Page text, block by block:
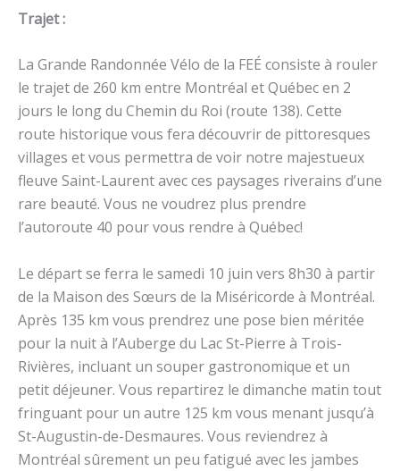
Trajet :
La Grande Randonnée Vélo de la FEÉ consiste à rouler
le trajet de 260 km entre Montréal et Québec en 2
jours le long du Chemin du Roi (route 138). Cette
route historique vous fera découvrir de pittoresques
villages et vous permettra de voir notre majestueux
fleuve Saint-Laurent avec ces paysages riverains d’une
rare beauté. Vous ne voudrez plus prendre
l’autoroute 40 pour vous rendre à Québec!
Le départ se ferra le samedi 10 juin vers 8h30 à partir
de la Maison des Sœurs de la Miséricorde à Montréal.
Après 135 km vous prendrez une pose bien méritée
pour la nuit à l’Auberge du Lac St-Pierre à Trois-
Rivières, incluant un souper gastronomique et un
petit déjeuner. Vous repartirez le dimanche matin tout
fringuant pour un autre 125 km vous menant jusqu’à
St-Augustin-de-Desmaures. Vous reviendrez à
Montréal sûrement un peu fatigué avec les jambes